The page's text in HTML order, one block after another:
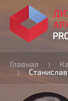
Главная